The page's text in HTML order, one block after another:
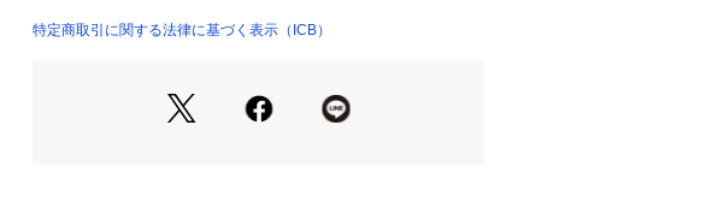
れている「取り扱い上の注意」をご確認ください。※採
用しているため、実際にお届けする商品と色味やサイズ
などの仕様に変更がある場合がございます。予めご了承
特定商取引に関する法律に基づく表示（ICB）